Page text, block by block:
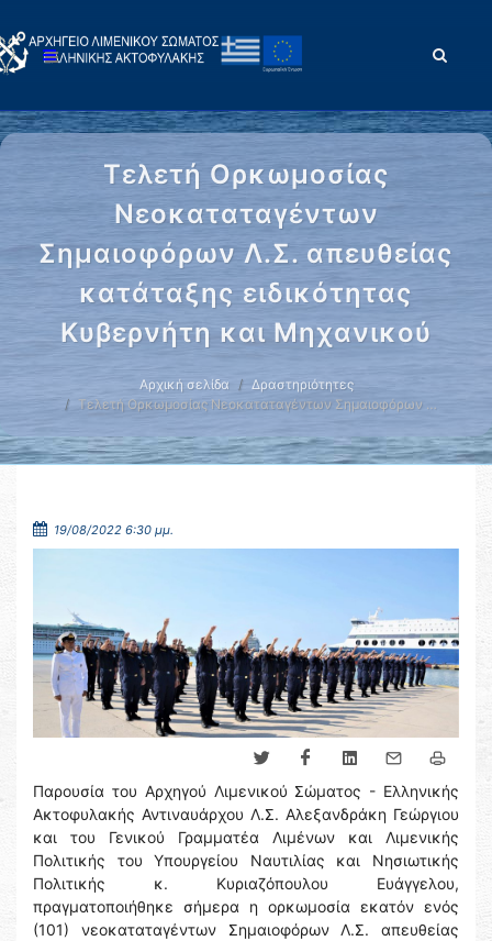
Τελετή Ορκωμοσίας
Νεοκαταταγέντων
Σημαιοφόρων Λ.Σ. απευθείας
κατάταξης ειδικότητας
Κυβερνήτη και Μηχανικού
Αρχική σελίδα
Δραστηριότητες
Τελετή Ορκωμοσίας Νεοκαταταγέντων Σημαιοφόρων …
19/08/2022 6:30 μμ.
Παρουσία του Αρχηγού Λιμενικού Σώματος - Ελληνικής
Ακτοφυλακής Αντιναυάρχου Λ.Σ. Αλεξανδράκη Γεώργιου
και του Γενικού Γραμματέα Λιμένων και Λιμενικής
Πολιτικής του Υπουργείου Ναυτιλίας και Νησιωτικής
Πολιτικής κ. Κυριαζόπουλου Ευάγγελου,
πραγματοποιήθηκε σήμερα η ορκωμοσία εκατόν ενός
(101) νεοκαταταγέντων Σημαιοφόρων Λ.Σ. απευθείας